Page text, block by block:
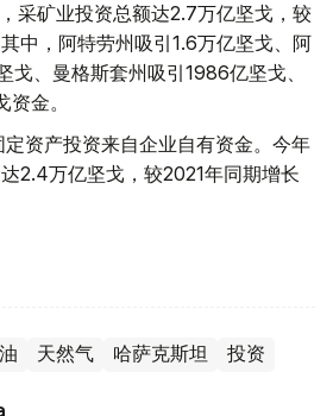
采矿业投资总额达2.7万亿坚戈，较
中，阿特劳州吸引1.6万亿坚戈、阿
戈、曼格斯套州吸引1986亿坚戈、
金。
资产投资来自企业自有资金。今年
2.4万亿坚戈，较2021年同期增长
天然气 哈萨克斯坦 投资